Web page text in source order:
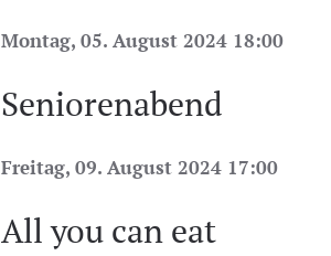
Montag, 05. August 2024 18:00
Seniorenabend
Freitag, 09. August 2024 17:00
All you can eat